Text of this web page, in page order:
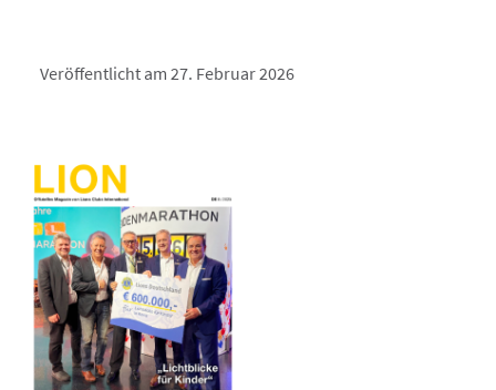
Veröffentlicht am 27. Februar 2026